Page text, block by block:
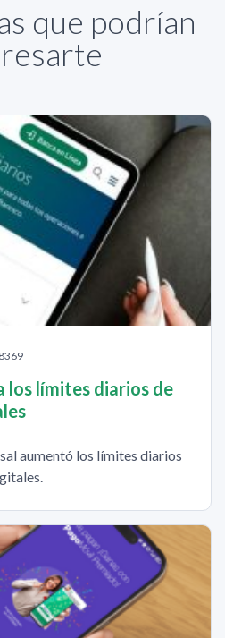
que podrían
los límites diarios de
aumentó los límites diarios